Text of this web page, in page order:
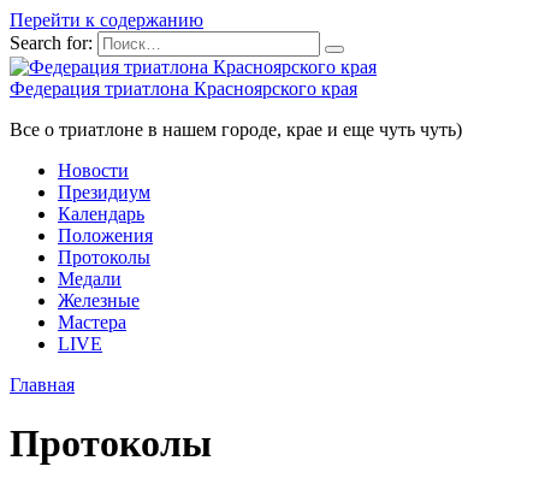
Перейти к содержанию
Search for:
Федерация триатлона Красноярского края
Все о триатлоне в нашем городе, крае и еще чуть чуть)
Новости
Президиум
Календарь
Положения
Протоколы
Медали
Железные
Мастера
LIVE
Главная
Протоколы